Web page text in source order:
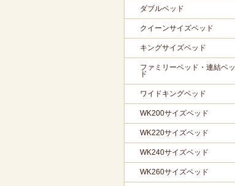
ダブルベッド
クイーンサイズベッド
キングサイズベッド
ファミリーベッド・連結ベッ
ド
ワイドキングベッド
WK200サイズベッド
WK220サイズベッド
WK240サイズベッド
WK260サイズベッド